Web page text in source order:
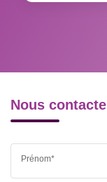
Nous
Prénom*